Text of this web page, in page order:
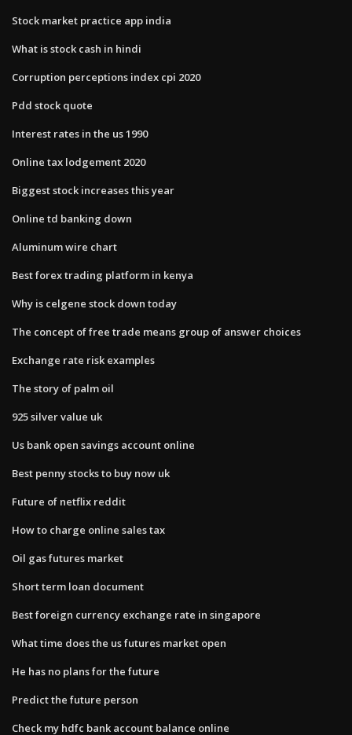
Stock market practice app india
What is stock cash in hindi
Corruption perceptions index cpi 2020
Pdd stock quote
Interest rates in the us 1990
Online tax lodgement 2020
Biggest stock increases this year
Online td banking down
Aluminum wire chart
Best forex trading platform in kenya
Why is celgene stock down today
The concept of free trade means group of answer choices
Exchange rate risk examples
The story of palm oil
925 silver value uk
Us bank open savings account online
Best penny stocks to buy now uk
Future of netflix reddit
How to charge online sales tax
Oil gas futures market
Short term loan document
Best foreign currency exchange rate in singapore
What time does the us futures market open
He has no plans for the future
Predict the future person
Check my hdfc bank account balance online